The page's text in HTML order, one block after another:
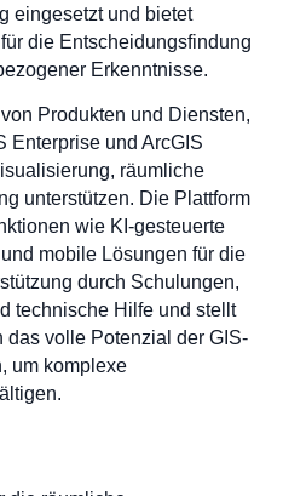
eingesetzt und bietet
die Entscheidungsfindung
Erkenntnisse.
Produkten und Diensten,
Enterprise und ArcGIS
räumliche
unterstützen. Die Plattform
wie KI-gesteuerte
mobile Lösungen für die
durch Schulungen,
technische Hilfe und stellt
das volle Potenzial der GIS-
um komplexe